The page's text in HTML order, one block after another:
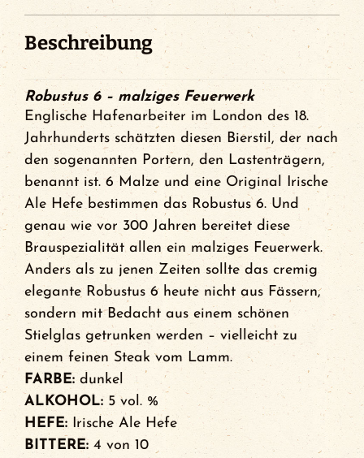
Beschreibung
Robustus 6 – malziges Feuerwerk
Englische Hafenarbeiter im London des 18.
Jahrhunderts schätzten diesen Bierstil, der nach
den sogenannten Portern, den Lastenträgern,
benannt ist. 6 Malze und eine Original Irische
Ale Hefe bestimmen das Robustus 6. Und
genau wie vor 300 Jahren bereitet diese
Brauspezialität allen ein malziges Feuerwerk.
Anders als zu jenen Zeiten sollte das cremig
elegante Robustus 6 heute nicht aus Fässern,
sondern mit Bedacht aus einem schönen
Stielglas getrunken werden – vielleicht zu
einem feinen Steak vom Lamm.
FARBE: dunkel
ALKOHOL: 5 vol. %
HEFE: Irische Ale Hefe
BITTERE: 4 von 10